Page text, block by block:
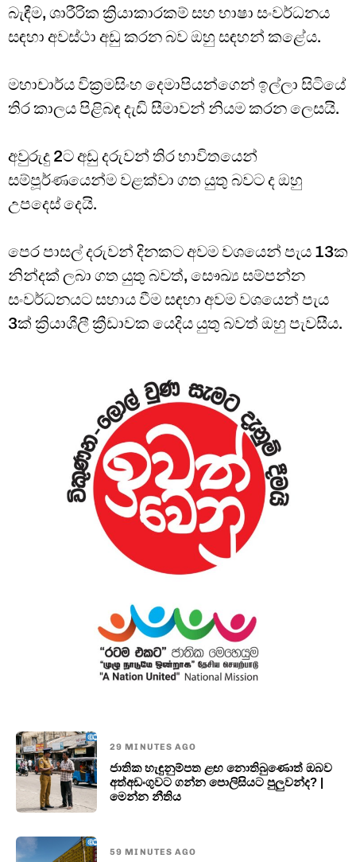
බැඳීම, ශාරීරික ක්‍රියාකාරකම් සහ භාෂා සංවර්ධනය
සඳහා අවස්ථා අඩු කරන බව ඔහු සඳහන් කළේය.
මහාචාර්ය වික්‍රමසිංහ දෙමාපියන්ගෙන් ඉල්ලා සිටියේ
තිර කාලය පිළිබඳ දැඩි සීමාවන් නියම කරන ලෙසයි.
අවුරුදු 2ට අඩු දරුවන් තිර භාවිතයෙන්
සම්පූර්ණයෙන්ම වළක්වා ගත යුතු බවට ද ඔහු
උපදෙස් දෙයි.
පෙර පාසල් දරුවන් දිනකට අවම වශයෙන් පැය 13ක
නින්දක් ලබා ගත යුතු බවත්, සෞඛ්‍ය සම්පන්න
සංවර්ධනයට සහාය වීම සඳහා අවම වශයෙන් පැය
3ක් ක්‍රියාශීලී ක්‍රීඩාවක යෙදිය යුතු බවත් ඔහු පැවසීය.
29 MINUTES AGO
ජාතික හැඳුනුම්පත ළඟ නොතිබුණොත් ඔබව
අත්අඩංගුවට ගන්න පොලිසියට පුලුවන්ද? |
මෙන්න නීතිය
59 MINUTES AGO